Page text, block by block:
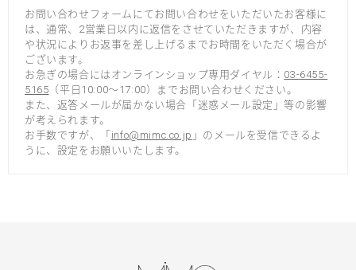
お問い合わせフォームにてお問い合わせをいただいたお客様に
は、通常、2営業日以内に返信をさせていただきますが、内容
や状況によりお返事を差し上げるまでお時間をいただく場合が
ございます。
お急ぎの場合にはオンラインショップ専用ダイヤル： 03-6455-
5165 （平日10:00～17:00）までお問い合わせください。
また、返答メールが届かない場合「迷惑メール設定」等の影響
が考えられます。
お手数ですが、「 info@mimc.co.jp 」のメールを受信できるよ
うに、設定をお願いいたします。